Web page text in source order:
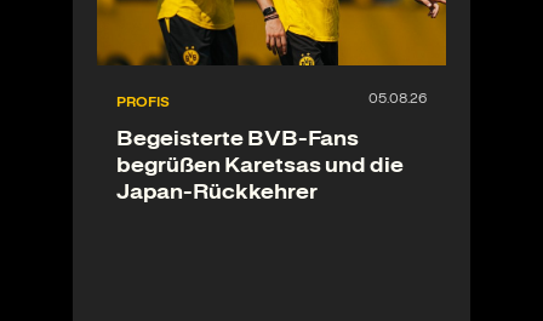
PROFIS
Begeisterte BVB-Fans
begrüßen Karetsas und die
Japan-Rückkehrer